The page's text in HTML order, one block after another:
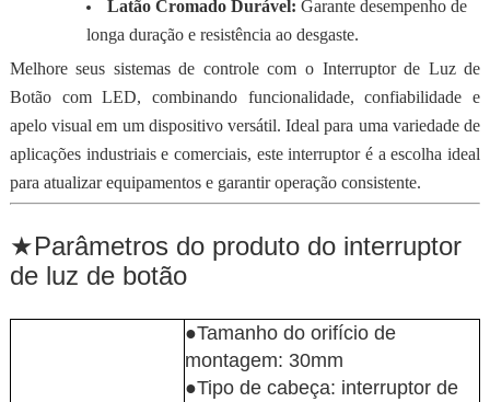
Latão Cromado Durável: Garante desempenho de
longa duração e resistência ao desgaste.
Melhore seus sistemas de controle com o Interruptor de Luz de
Botão com LED, combinando funcionalidade, confiabilidade e
apelo visual em um dispositivo versátil. Ideal para uma variedade de
aplicações industriais e comerciais, este interruptor é a escolha ideal
para atualizar equipamentos e garantir operação consistente.
★Parâmetros do produto do interruptor
de luz de botão
●Tamanho do orifício de
montagem: 30mm
●Tipo de cabeça: interruptor de